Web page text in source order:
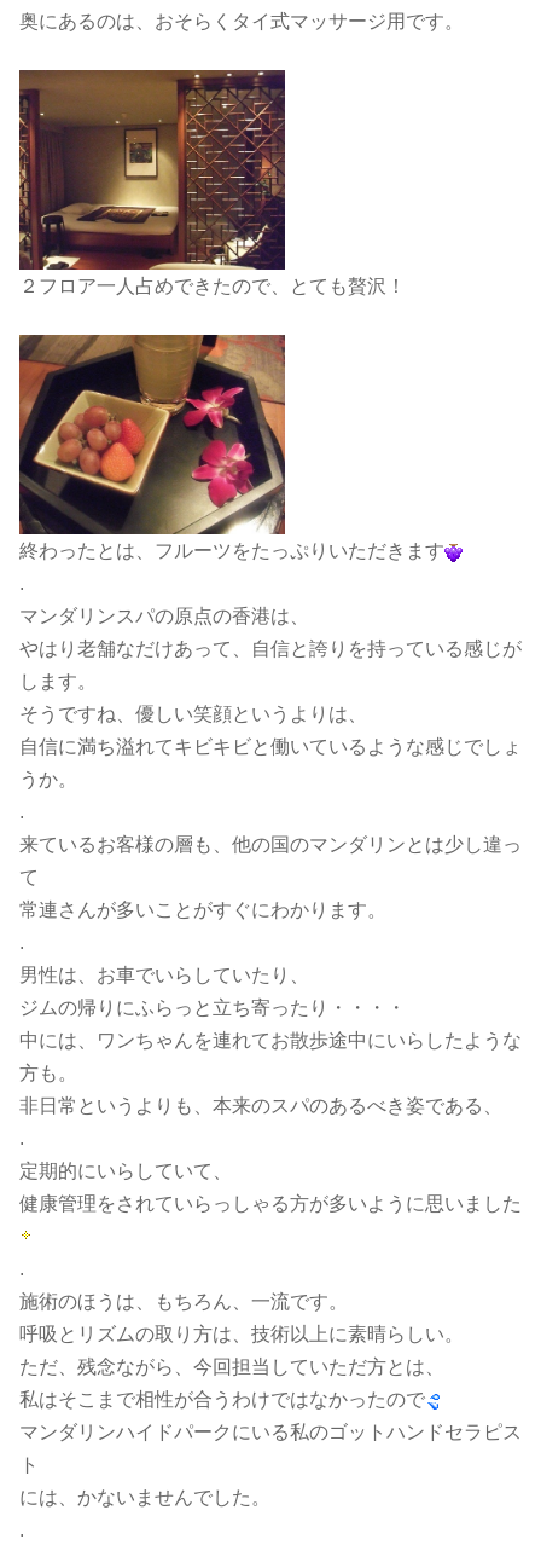
奥にあるのは、おそらくタイ式マッサージ用です。
２フロア一人占めできたので、とても贅沢！
終わったとは、フルーツをたっぷりいただきます
.
マンダリンスパの原点の香港は、
やはり老舗なだけあって、自信と誇りを持っている感じが
します。
そうですね、優しい笑顔というよりは、
自信に満ち溢れてキビキビと働いているような感じでしょ
うか。
.
来ているお客様の層も、他の国のマンダリンとは少し違っ
て
常連さんが多いことがすぐにわかります。
.
男性は、お車でいらしていたり、
ジムの帰りにふらっと立ち寄ったり・・・・
中には、ワンちゃんを連れてお散歩途中にいらしたような
方も。
非日常というよりも、本来のスパのあるべき姿である、
.
定期的にいらしていて、
健康管理をされていらっしゃる方が多いように思いました
.
施術のほうは、もちろん、一流です。
呼吸とリズムの取り方は、技術以上に素晴らしい。
ただ、残念ながら、今回担当していただ方とは、
私はそこまで相性が合うわけではなかったので
マンダリンハイドパークにいる私のゴットハンドセラピス
ト
には、かないませんでした。
.